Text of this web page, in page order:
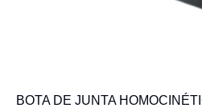
BOTA DE JUNTA